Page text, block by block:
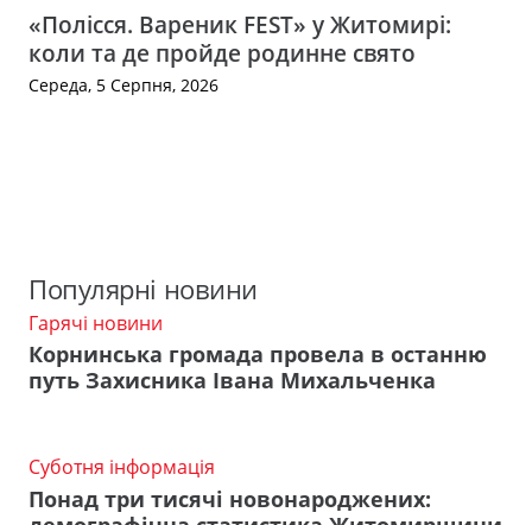
«Полісся. Вареник FEST» у Житомирі:
коли та де пройде родинне свято
Середа, 5 Серпня, 2026
Популярні новини
Гарячі новини
Корнинська громада провела в останню
путь Захисника Івана Михальченка
Суботня інформація
Понад три тисячі новонароджених: